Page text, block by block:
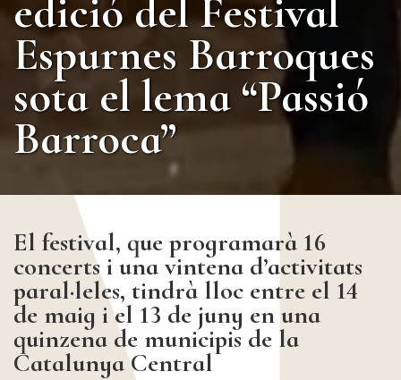
edició del Festival
Espurnes Barroques
sota el lema “Passió
Barroca”
El festival, que programarà 16
concerts i una vintena d’activitats
paral·leles, tindrà lloc entre el 14
de maig i el 13 de juny en una
quinzena de municipis de la
Catalunya Central